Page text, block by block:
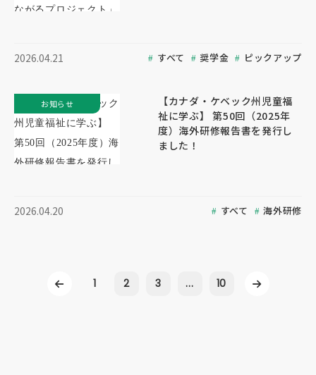
2026.04.21 すべて 奨学金 ピックアップ
【カナダ・ケベック州児童福
祉に学ぶ】 第50回（2025年
度）海外研修報告書を発行し
ました！
2026.04.20 すべて 海外研修
お知らせ
1 2 3 ... 10